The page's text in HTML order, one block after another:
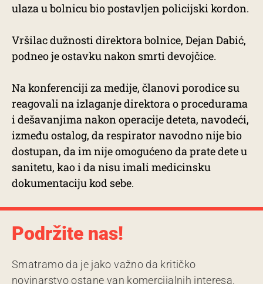
ulaza u bolnicu bio postavljen policijski kordon.
Vršilac dužnosti direktora bolnice, Dejan Dabić,
podneo je ostavku nakon smrti devojčice.
Na konferenciji za medije, članovi porodice su
reagovali na izlaganje direktora o procedurama
i dešavanjima nakon operacije deteta, navodeći,
između ostalog, da respirator navodno nije bio
dostupan, da im nije omogućeno da prate dete u
sanitetu, kao i da nisu imali medicinsku
dokumentaciju kod sebe.
Podržite nas!
Smatramo da je jako važno da kritičko
novinarstvo ostane van komercijalnih interesa.